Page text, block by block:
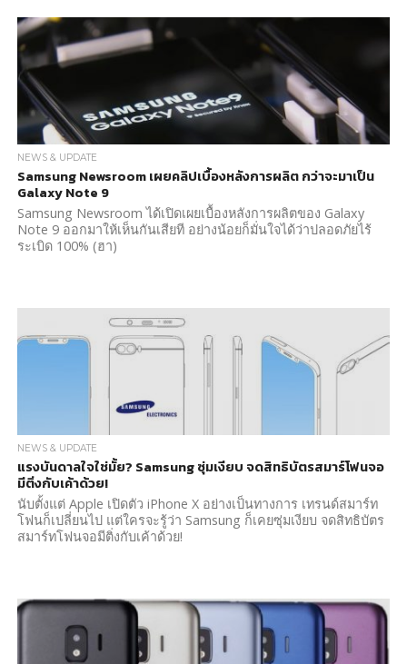
NEWS & UPDATE
Samsung Newsroom เผยคลิปเบื้องหลังการผลิต กว่าจะมาเป็น
Galaxy Note 9
Samsung Newsroom ได้เปิดเผยเบื้องหลังการผลิตของ Galaxy
Note 9 ออกมาให้เห็นกันเสียที อย่างน้อยก็มั่นใจได้ว่าปลอดภัยไร้
ระเบิด 100% (ฮา)
NEWS & UPDATE
แรงบันดาลใจใช่มั้ย? Samsung ซุ่มเงียบ จดสิทธิบัตรสมาร์โฟนจอ
มีติ่งกับเค้าด้วย!
นับตั้งแต่ Apple เปิดตัว iPhone X อย่างเป็นทางการ เทรนด์สมาร์ท
โฟนก็เปลี่ยนไป แต่ใครจะรู้ว่า Samsung ก็เคยซุ่มเงียบ จดสิทธิบัตร
สมาร์ทโฟนจอมีติ่งกับเค้าด้วย!